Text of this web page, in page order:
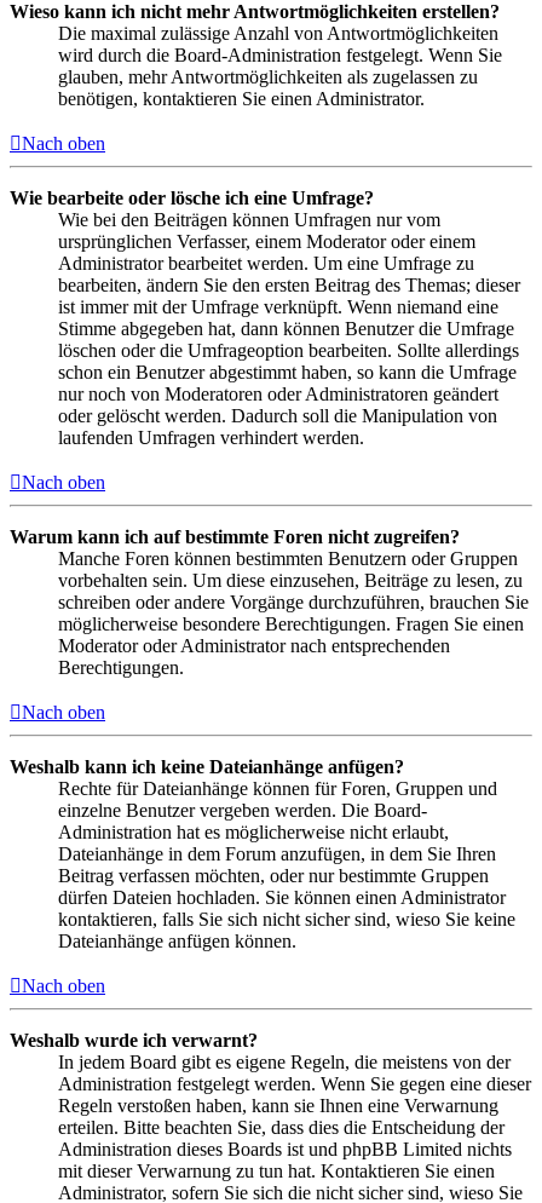
Wieso kann ich nicht mehr Antwortmöglichkeiten erstellen?
Die maximal zulässige Anzahl von Antwortmöglichkeiten
wird durch die Board-Administration festgelegt. Wenn Sie
glauben, mehr Antwortmöglichkeiten als zugelassen zu
benötigen, kontaktieren Sie einen Administrator.
Nach oben
Wie bearbeite oder lösche ich eine Umfrage?
Wie bei den Beiträgen können Umfragen nur vom
ursprünglichen Verfasser, einem Moderator oder einem
Administrator bearbeitet werden. Um eine Umfrage zu
bearbeiten, ändern Sie den ersten Beitrag des Themas; dieser
ist immer mit der Umfrage verknüpft. Wenn niemand eine
Stimme abgegeben hat, dann können Benutzer die Umfrage
löschen oder die Umfrageoption bearbeiten. Sollte allerdings
schon ein Benutzer abgestimmt haben, so kann die Umfrage
nur noch von Moderatoren oder Administratoren geändert
oder gelöscht werden. Dadurch soll die Manipulation von
laufenden Umfragen verhindert werden.
Nach oben
Warum kann ich auf bestimmte Foren nicht zugreifen?
Manche Foren können bestimmten Benutzern oder Gruppen
vorbehalten sein. Um diese einzusehen, Beiträge zu lesen, zu
schreiben oder andere Vorgänge durchzuführen, brauchen Sie
möglicherweise besondere Berechtigungen. Fragen Sie einen
Moderator oder Administrator nach entsprechenden
Berechtigungen.
Nach oben
Weshalb kann ich keine Dateianhänge anfügen?
Rechte für Dateianhänge können für Foren, Gruppen und
einzelne Benutzer vergeben werden. Die Board-
Administration hat es möglicherweise nicht erlaubt,
Dateianhänge in dem Forum anzufügen, in dem Sie Ihren
Beitrag verfassen möchten, oder nur bestimmte Gruppen
dürfen Dateien hochladen. Sie können einen Administrator
kontaktieren, falls Sie sich nicht sicher sind, wieso Sie keine
Dateianhänge anfügen können.
Nach oben
Weshalb wurde ich verwarnt?
In jedem Board gibt es eigene Regeln, die meistens von der
Administration festgelegt werden. Wenn Sie gegen eine dieser
Regeln verstoßen haben, kann sie Ihnen eine Verwarnung
erteilen. Bitte beachten Sie, dass dies die Entscheidung der
Administration dieses Boards ist und phpBB Limited nichts
mit dieser Verwarnung zu tun hat. Kontaktieren Sie einen
Administrator, sofern Sie sich die nicht sicher sind, wieso Sie